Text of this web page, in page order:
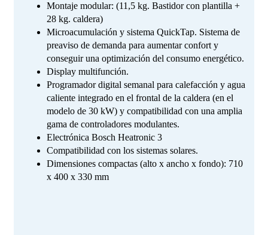
Montaje modular: (11,5 kg. Bastidor con plantilla +
28 kg. caldera)
Microacumulación y sistema QuickTap. Sistema de
preaviso de demanda para aumentar confort y
conseguir una optimización del consumo energético.
Display multifunción.
Programador digital semanal para calefacción y agua
caliente integrado en el frontal de la caldera (en el
modelo de 30 kW) y compatibilidad con una amplia
gama de controladores modulantes.
Electrónica Bosch Heatronic 3
Compatibilidad con los sistemas solares.
Dimensiones compactas (alto x ancho x fondo): 710
x 400 x 330 mm